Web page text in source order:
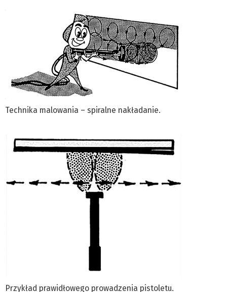
Technika malowania – spiralne nakładanie.
Przykład prawidłowego prowadzenia pistoletu.